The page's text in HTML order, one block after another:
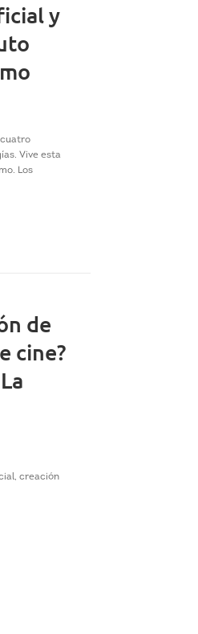
y
Vive esta
Los
de
cine?
creación